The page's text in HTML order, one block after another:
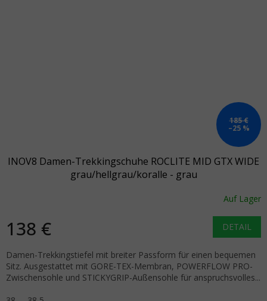
185 €
–25 %
INOV8 Damen-Trekkingschuhe ROCLITE MID GTX WIDE
grau/hellgrau/koralle - grau
Auf Lager
138 € DETAIL
Damen-Trekkingstiefel mit breiter Passform für einen bequemen
Sitz. Ausgestattet mit GORE-TEX-Membran, POWERFLOW PRO-
Zwischensohle und STICKYGRIP-Außensohle für anspruchsvolles...